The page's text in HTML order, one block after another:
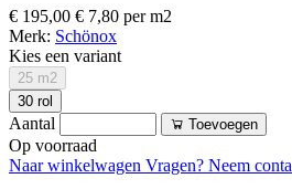
€ 195,00 € 7,80 per m2
Merk: Schönox
Kies een variant
25 m2
30 rol
Aantal Toevoegen
Op voorraad
Naar winkelwagen Vragen? Neem